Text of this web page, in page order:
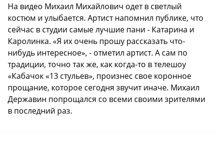
На видео Михаил Михайлович одет в светлый
костюм и улыбается. Артист напомнил публике, что
сейчас в студии самые лучшие пани - Катарина и
Каролинка. «Я их очень прошу рассказать что-
нибудь интересное», - отметил артист. А сам по
традиции, точно так же, как когда-то в телешоу
«Кабачок «13 стульев», произнес свое коронное
прощание, которое сегодня звучит иначе. Михаил
Державин попрощался со всеми своими зрителями
в последний раз.